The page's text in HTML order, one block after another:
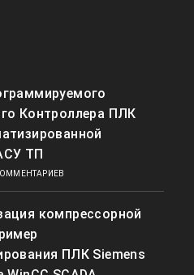
Контроллера ПЛК
ТП
компрессорной
ПЛК Siemens